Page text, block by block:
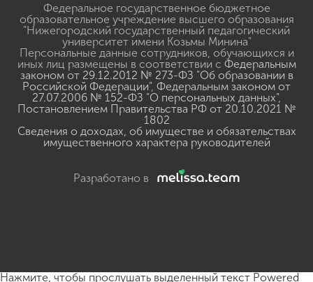
Федеральное государственное бюджетное
образовательное учреждение высшего образования
"Нижегородский государственный педагогический
университет имени Козьмы Минина"
Персональные данные сотрудников, обучающихся и
иных лиц размещены в соответствии с Федеральным
законом от 29.12.2012 № 273-ФЗ "Об образовании в
Российской Федерации", Федеральным законом от
27.07.2006 № 152-ФЗ "О персональных данных",
Постановлением Правительства РФ от 20.10.2021 №
1802
Сведения о доходах, об имуществе и обязательствах
имущественного характера руководителей
Разработано в
Нажмите, чтобы прослушать выделенный текст Powered